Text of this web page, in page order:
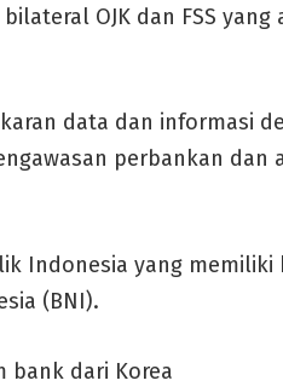
OJK dan FSS
data dan informasi
perbankan dan
Indonesia yang memiliki
(BNI).
bank dari Korea